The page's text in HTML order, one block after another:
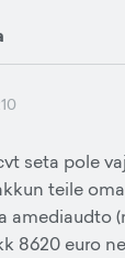
seta pole
teile
amediaudto
8620 euro